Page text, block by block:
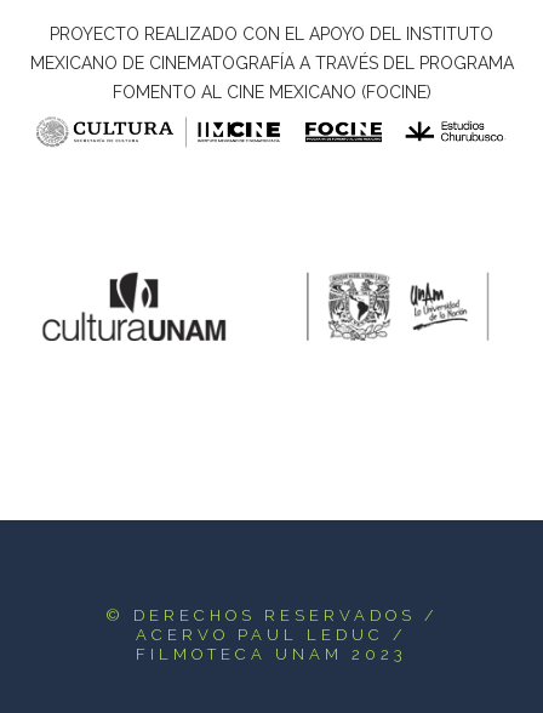
PROYECTO REALIZADO CON EL APOYO DEL INSTITUTO
MEXICANO DE CINEMATOGRAFÍA A TRAVÉS DEL PROGRAMA
FOMENTO AL CINE MEXICANO (FOCINE)
© DERECHOS RESERVADOS
/
ACERVO PAUL LEDUC /
FILMOTECA UNAM 2023